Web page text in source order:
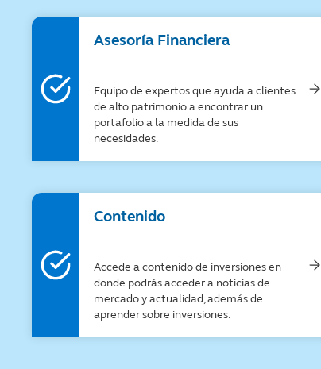
Asesoría Financiera​
Equipo de expertos que ayuda a clientes
de alto patrimonio a encontrar un
portafolio a la medida de sus
necesidades​.
Contenido
Accede a contenido de inversiones en
donde podrás acceder a noticias de
mercado y actualidad, además de
aprender sobre inversiones.​